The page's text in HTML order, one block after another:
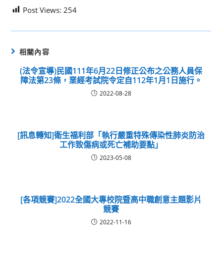
Post Views: 254
相關內容
(法令宣導)民國111年6月22日修正公布之公務人員保
障法第23條，業經考試院令定自112年1月1日施行。
2022-08-28
[訊息轉知]衛生福利部「執行嚴重特殊傳染性肺炎防治
工作致傷病或死亡補助要點」
2023-05-08
[各項競賽]2022全國大專校院暨高中職創意主題影片
競賽
2022-11-16